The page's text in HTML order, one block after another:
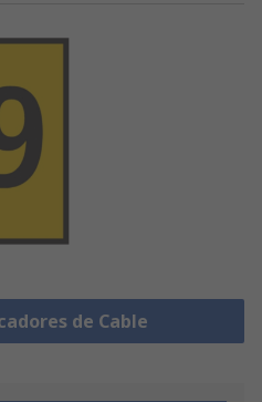
de Cable